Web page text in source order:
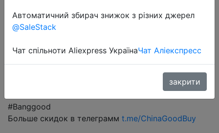
Sale
Перейти до магазину
#Banggood
Больше скидок в телеграмм t.me/ChinaGoodBuy
Автоматичний збирач знижок з різних джерел
@SaleStack
Чат спільноти Aliexpress УкраїнаЧат Аліекспресс
закрити